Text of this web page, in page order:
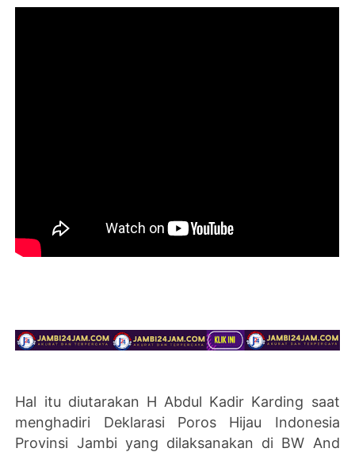
Hal itu diutarakan H Abdul Kadir Karding saat
menghadiri Deklarasi Poros Hijau Indonesia
Provinsi Jambi yang dilaksanakan di BW And